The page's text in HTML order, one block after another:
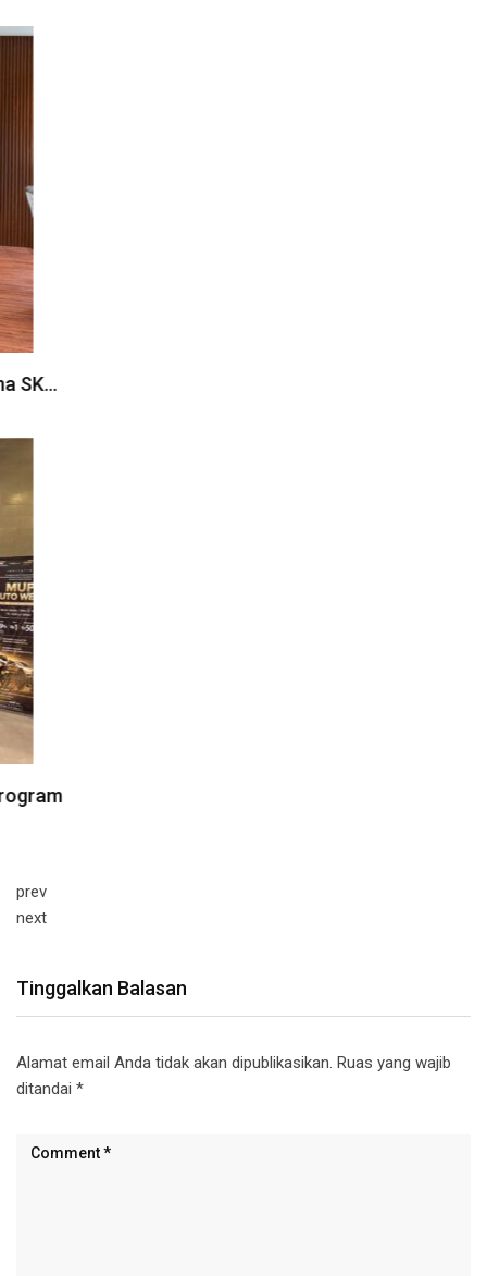
prev
next
Tinggalkan Balasan
Alamat email Anda tidak akan dipublikasikan. Ruas yang wajib
ditandai *